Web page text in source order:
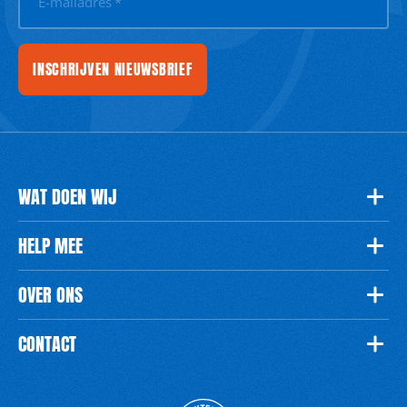
INSCHRIJVEN NIEUWSBRIEF
WAT DOEN WIJ
HELP MEE
OVER ONS
CONTACT